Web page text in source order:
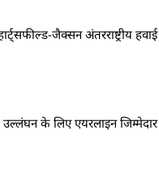
जैक्सन अंतरराष्ट्रीय हवाई
के लिए एयरलाइन जिम्मेदार